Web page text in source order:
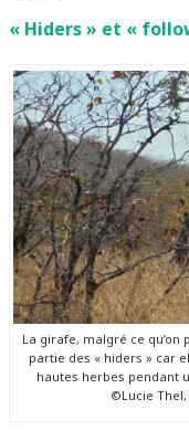
« Hiders » et «
La girafe, malgré ce
partie des « hiders » car
hautes herbes pendant
©Lucie